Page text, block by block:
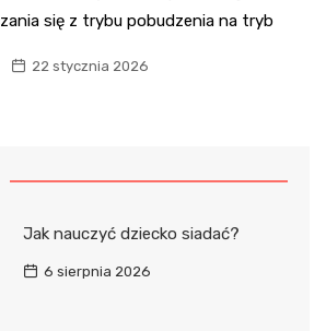
się z trybu pobudzenia na tryb
22 stycznia 2026
Jak nauczyć dziecko siadać?
6 sierpnia 2026